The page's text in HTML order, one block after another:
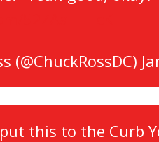
(@ChuckRossDC)
this to the Curb